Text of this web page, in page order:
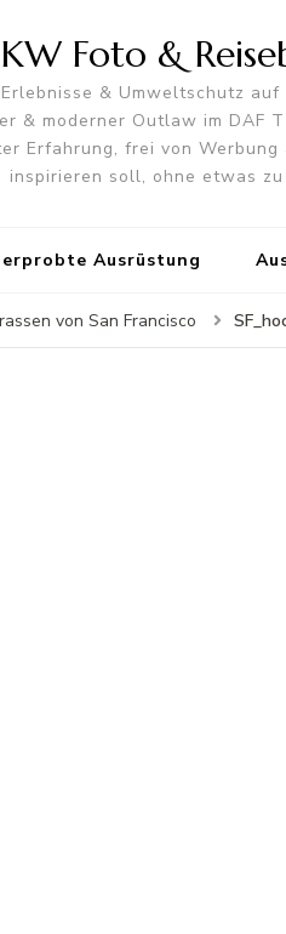
Foto &
& Umweltschutz
& moderner Outlaw im DAF
Erfahrung, frei von
inspirieren soll, ohne etwas
erprobte Ausrüstung
von San Francisco